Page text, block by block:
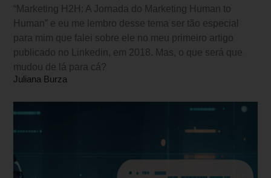
“Marketing H2H: A Jornada do Marketing Human to
Human” e eu me lembro desse tema ser tão especial
para mim que falei sobre ele no meu primeiro artigo
publicado no Linkedin, em 2018. Mas, o que será que
mudou de lá para cá?
Juliana Burza